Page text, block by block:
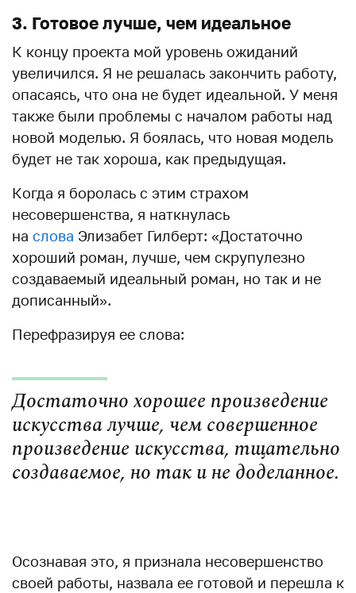
3. Готовое лучше, чем идеальное
К концу проекта мой уровень ожиданий
увеличился. Я не решалась закончить работу,
опасаясь, что она не будет идеальной. У меня
также были проблемы с началом работы над
новой моделью. Я боялась, что новая модель
будет не так хороша, как предыдущая.
Когда я боролась с этим страхом
несовершенства, я наткнулась
на слова Элизабет Гилберт: «Достаточно
хороший роман, лучше, чем скрупулезно
создаваемый идеальный роман, но так и не
дописанный».
Перефразируя ее слова:
Достаточно хорошее произведение
искусства лучше, чем совершенное
произведение искусства, тщательно
создаваемое, но так и не доделанное.
Осознавая это, я признала несовершенство
своей работы, назвала ее готовой и перешла к